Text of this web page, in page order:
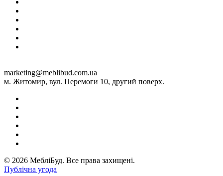
marketing@meblibud.com.ua
м. Житомир, вул. Перемоги 10, другий поверх.
© 2026 МебліБуд. Все права захищені.
Публічна угода